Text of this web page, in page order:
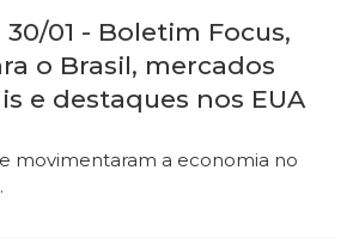
01 - Boletim Focus,
o Brasil, mercados
e destaques nos EUA
movimentaram a economia no